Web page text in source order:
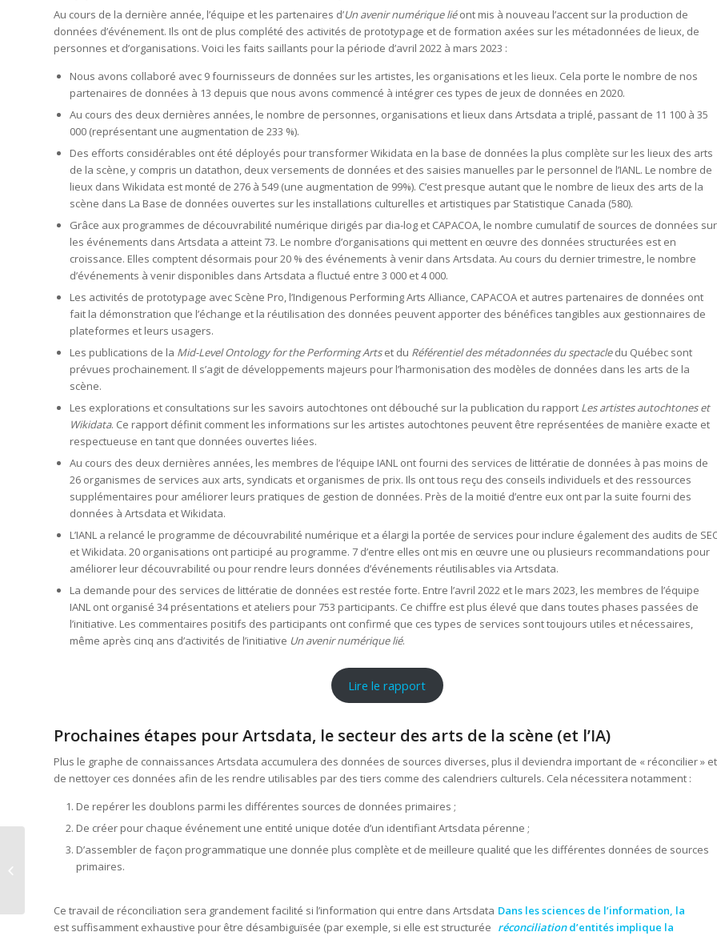
Au cours de la dernière année, l’équipe et les partenaires d’Un avenir numérique liéont mis à nouveau l’accent sur la production de
données d’événement. Ils ont de plus complété des activités de prototypage et de formation axées sur les métadonnées de lieux, de
personnes et d’organisations. Voici les faits saillants pour la période d’avril 2022 à mars 2023 :
Nous avons collaboré avec 9 fournisseurs de données sur les artistes, les organisations et les lieux. Cela porte le nombre de nos
partenaires de données à 13 depuis que nous avons commencé à intégrer ces types de jeux de données en 2020.
Au cours des deux dernières années, le nombre de personnes, organisations et lieux dans Artsdata a triplé, passant de 11 100 à 35
000 (représentant une augmentation de 233 %).
Des efforts considérables ont été déployés pour transformer Wikidata en la base de données la plus complète sur les lieux des arts
de la scène, y compris un datathon, deux versements de données et des saisies manuelles par le personnel de l’IANL. Le nombre de
lieux dans Wikidata est monté de 276 à 549 (une augmentation de 99%). C’est presque autant que le nombre de lieux des arts de la
scène dans La Base de données ouvertes sur les installations culturelles et artistiques par Statistique Canada (580).
Grâce aux programmes de découvrabilité numérique dirigés par dia-log et CAPACOA, le nombre cumulatif de sources de données sur
les événements dans Artsdata a atteint 73. Le nombre d’organisations qui mettent en œuvre des données structurées est en
croissance. Elles comptent désormais pour 20 % des événements à venir dans Artsdata. Au cours du dernier trimestre, le nombre
d’événements à venir disponibles dans Artsdata a fluctué entre 3 000 et 4 000.
Les activités de prototypage avec Scène Pro, l’Indigenous Performing Arts Alliance, CAPACOA et autres partenaires de données ont
fait la démonstration que l’échange et la réutilisation des données peuvent apporter des bénéfices tangibles aux gestionnaires de
plateformes et leurs usagers.
Les publications de la Mid-Level Ontology for the Performing Artset du Référentiel des métadonnées du spectacledu Québec sont
prévues prochainement. Il s’agit de développements majeurs pour l’harmonisation des modèles de données dans les arts de la
scène.
Les explorations et consultations sur les savoirs autochtones ont débouché sur la publication du rapport Les artistes autochtones et
Wikidata. Ce rapport définit comment les informations sur les artistes autochtones peuvent être représentées de manière exacte et
respectueuse en tant que données ouvertes liées.
Au cours des deux dernières années, les membres de l’équipe IANL ont fourni des services de littératie de données à pas moins de
26 organismes de services aux arts, syndicats et organismes de prix. Ils ont tous reçu des conseils individuels et des ressources
supplémentaires pour améliorer leurs pratiques de gestion de données. Près de la moitié d’entre eux ont par la suite fourni des
données à Artsdata et Wikidata.
L’IANL a relancé le programme de découvrabilité numérique et a élargi la portée de services pour inclure également des audits de
et Wikidata. 20 organisations ont participé au programme. 7 d’entre elles ont mis en œuvre une ou plusieurs recommandations pour
améliorer leur découvrabilité ou pour rendre leurs données d’événements réutilisables via Artsdata.
La demande pour des services de littératie de données est restée forte. Entre l’avril 2022 et le mars 2023, les membres de l’équipe
IANL ont organisé 34 présentations et ateliers pour 753 participants. Ce chiffre est plus élevé que dans toutes phases passées de
l’initiative. Les commentaires positifs des participants ont confirmé que ces types de services sont toujours utiles et nécessaires,
même après cinq ans d’activités de l’initiative Un avenir numérique lié.
Lire le rapport
Prochaines étapes pour Artsdata, le secteur des arts de la scène (et l’IA)
Plus le graphe de connaissances Artsdata accumulera des données de sources diverses, plus il deviendra important de « réconcilier » et
de nettoyer ces données afin de les rendre utilisables par des tiers comme des calendriers culturels. Cela nécessitera notamment :
De repérer les doublons parmi les différentes sources de données primaires ;
De créer pour chaque événement une entité unique dotée d’un identifiant Artsdata pérenne ;
D’assembler de façon programmatique une donnée plus complète et de meilleure qualité que les différentes données de sources
primaires.
Ce travail de réconciliation sera grandement facilité si l’information qui entre dans Artsdata
est suffisamment exhaustive pour être désambiguïsée (par exemple, si elle est structurée
Dans les sciences de l’information, la
réconciliationd’entités implique la
Les licences Creative
Commons sont plus